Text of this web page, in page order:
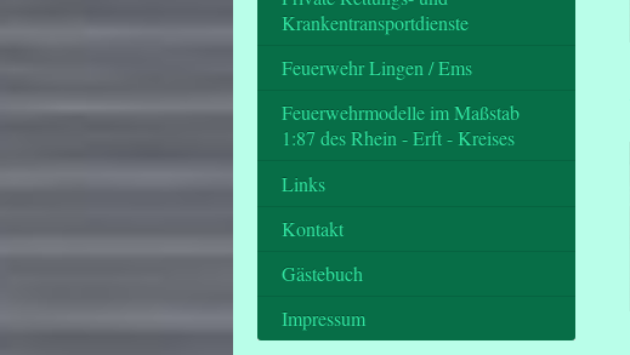
Krankentransportdienste
Feuerwehr Lingen / Ems
Feuerwehrmodelle im Maßstab
1:87 des Rhein - Erft - Kreises
Links
Kontakt
Gästebuch
Impressum